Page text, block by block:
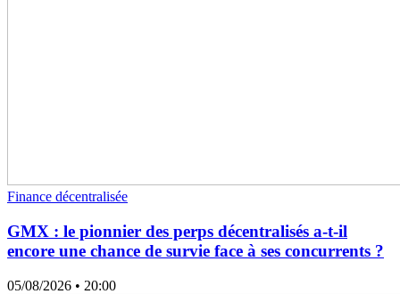
Finance décentralisée
GMX : le pionnier des perps décentralisés a-t-il
encore une chance de survie face à ses concurrents ?
05/08/2026 • 20:00